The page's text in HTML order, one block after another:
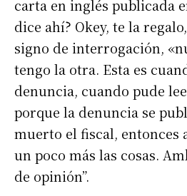
carta en inglés publicada
dice ahí? Okey, te la
signo de interrogación,
tengo la otra. Esta es
denuncia, cuando pude
porque la denuncia se
muerto el fiscal, entonces
un poco más las cosas.
de opinión”.